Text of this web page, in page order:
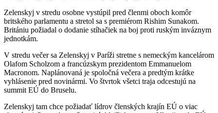
Zelenskyj v stredu osobne vystúpil pred členmi oboch komôr
britského parlamentu a stretol sa s premiérom Rishim Sunakom.
Britániu požiadal o dodanie stíhačiek na boj proti ruským inváznym
jednotkám.
V stredu večer sa Zelenskyj v Paríži stretne s nemeckým kancelárom
Olafom Scholzom a francúzskym prezidentom Emmanuelom
Macronom. Naplánovaná je spoločná večera a predtým krátke
vyhlásenie pred novinármi. Vo štvrtok všetci traja odcestujú na
summit EÚ do Bruselu.
Zelenskyj tam chce požiadať lídrov členských krajín EÚ o viac